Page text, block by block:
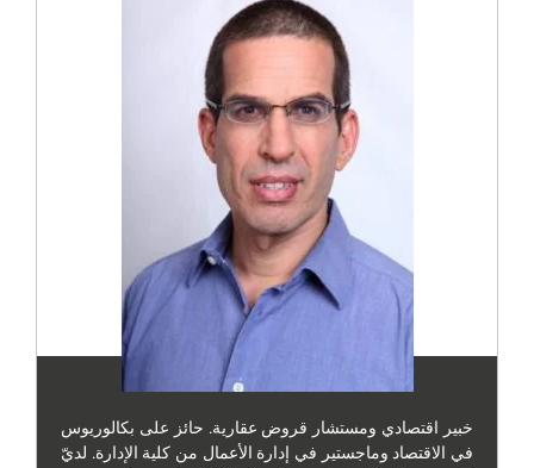
خبير اقتصادي ومستشار قروض عقارية. حائز على بكالوريوس
في الاقتصاد وماجستير في إدارة الأعمال من كلية الإدارة. لديّ